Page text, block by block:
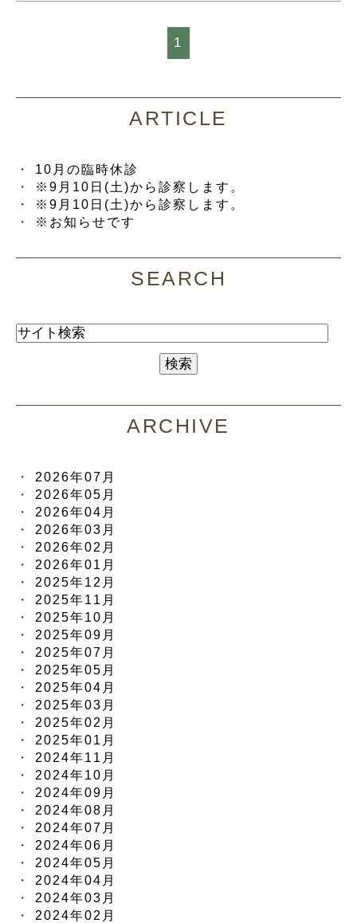
1
ARTICLE
10月の臨時休診
※9月10日(土)から診察します。
※9月10日(土)から診察します。
※お知らせです
SEARCH
ARCHIVE
2026年07月
2026年05月
2026年04月
2026年03月
2026年02月
2026年01月
2025年12月
2025年11月
2025年10月
2025年09月
2025年07月
2025年05月
2025年04月
2025年03月
2025年02月
2025年01月
2024年11月
2024年10月
2024年09月
2024年08月
2024年07月
2024年06月
2024年05月
2024年04月
2024年03月
2024年02月